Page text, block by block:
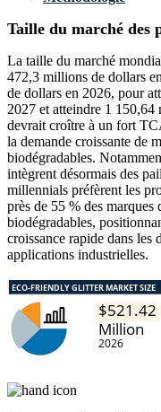
Taille du marché des
La taille du marché
472,3 millions de dollars
de dollars en 2026, pour
2027 et atteindre 1
devrait croître à un fort
la demande croissante de
biodégradables.
intègrent désormais des
millennials préfèrent les
près de 55 % des marques
biodégradables,
croissance rapide dans les
applications industrielles.